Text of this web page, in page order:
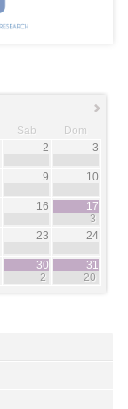
Sab
Dom
2 3
9 10
16
17
3
23 24
30
2
31
20